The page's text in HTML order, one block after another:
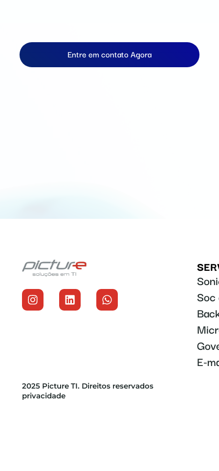
Entre em contato Agora
Soc
E-
2025 Picture TI. Direitos reservados
privacidade